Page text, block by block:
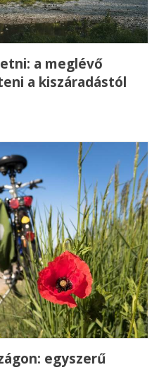
a meglévő
a kiszáradástól
egyszerű